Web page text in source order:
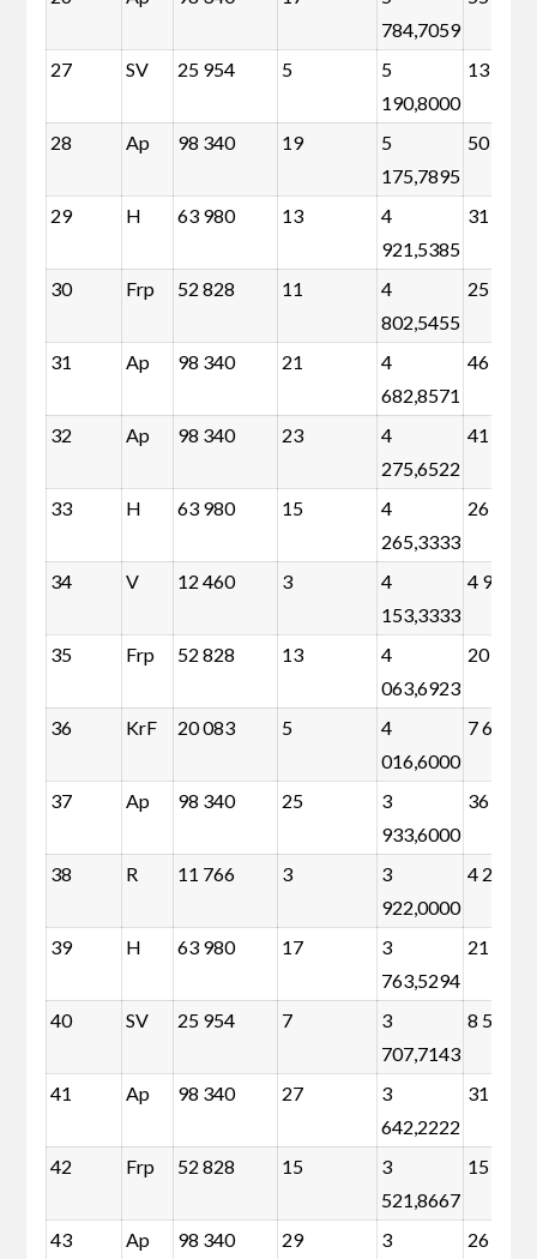
784,7059
27 SV 25 954 5
5
190,8000
13 494
28 Ap 98 340 19
5
175,7895
50 992
29 H 63 980 13
4
921,5385
31 584
30 Frp 52 828 11
4
802,5455
25 416
31 Ap 98 340 21
4
682,8571
46 008
32 Ap 98 340 23
4
275,6522
41 024
33 H 63 980 15
4
265,3333
26 600
34 V 12 460 3
4
153,3333
4 984
35 Frp 52 828 13
4
063,6923
20 432
36 KrF 20 083 5
4
016,6000
7 623
37 Ap 98 340 25
3
933,6000
36 040
38 R 11 766 3
3
922,0000
4 290
39 H 63 980 17
3
763,5294
21 616
40 SV 25 954 7
3
707,7143
8 510
41 Ap 98 340 27
3
642,2222
31 056
42 Frp 52 828 15
3
521,8667
15 448
43 Ap 98 340 29
3
26 072